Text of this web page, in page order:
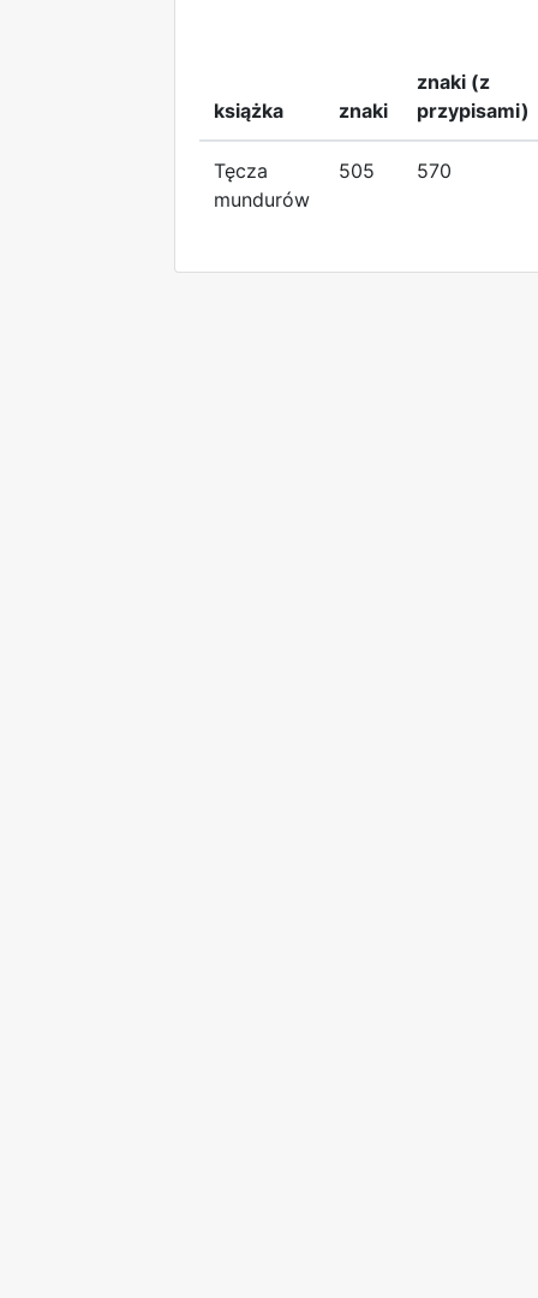
książka znaki
znaki (z
przypisami)
Tęcza
mundurów
505 570